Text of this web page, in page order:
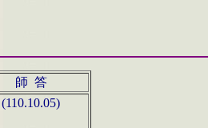
師 答
(110.10.05)